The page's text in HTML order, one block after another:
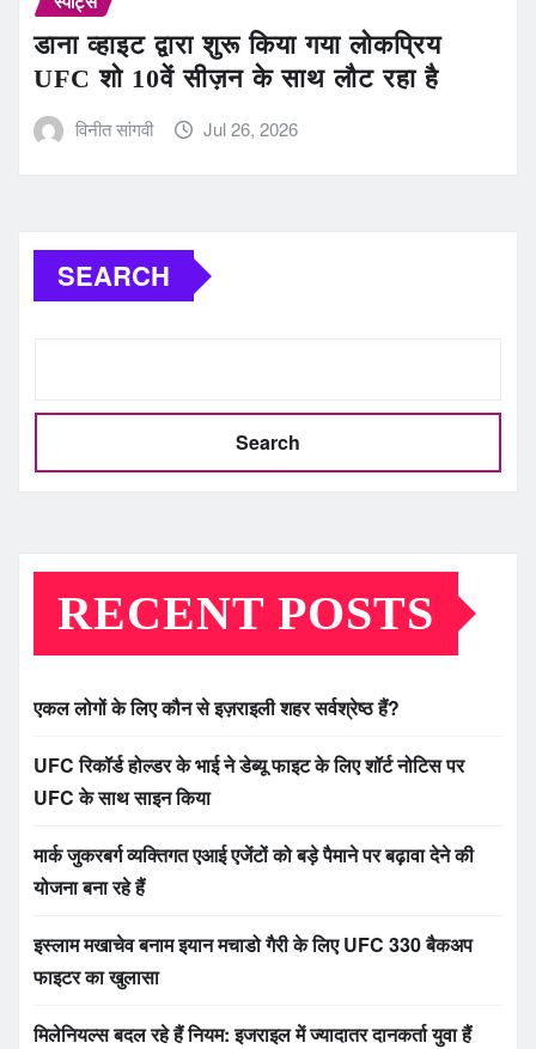
डाना व्हाइट द्वारा शुरू किया गया लोकप्रिय
UFC शो 10वें सीज़न के साथ लौट रहा है
विनीत सांगवी Jul 26, 2026
SEARCH
Search
RECENT POSTS
एकल लोगों के लिए कौन से इज़राइली शहर सर्वश्रेष्ठ हैं?
UFC रिकॉर्ड होल्डर के भाई ने डेब्यू फाइट के लिए शॉर्ट नोटिस पर
UFC के साथ साइन किया
मार्क जुकरबर्ग व्यक्तिगत एआई एजेंटों को बड़े पैमाने पर बढ़ावा देने की
योजना बना रहे हैं
इस्लाम मखाचेव बनाम इयान मचाडो गैरी के लिए UFC 330 बैकअप
फाइटर का खुलासा
मिलेनियल्स बदल रहे हैं नियम: इजराइल में ज्यादातर दानकर्ता युवा हैं